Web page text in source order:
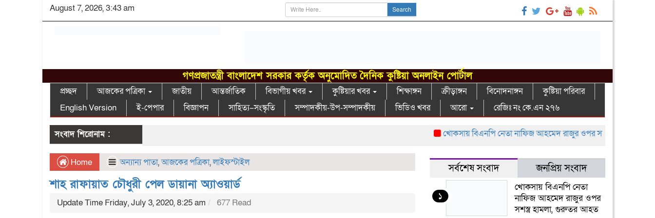
August 7, 2026, 3:43 am Search
গণপ্রজাতন্ত্রী বাংলাদেশ সরকার কর্তৃক অনুমোদিত দৈনিক কুষ্টিয়া অনলাইন পোর্টাল
প্রচ্ছদ আজকের পত্রিকা জাতীয় আন্তর্জাতিক বিভাগীয় খবর কুষ্টিয়ার খবর শিক্ষাঙ্গন ক্রীড়াঙ্গন বিনোদনাঙ্গন
কুষ্টিয়া পরিবার
English Version
ই-পেপার বিজ্ঞাপন সাহিত্য–সংস্কৃতি সম্পাদকীয়-উপ-সম্পাদকীয় ভিডিও খবর আরো রেজিঃ নং কে.এন ২৭৬
সংবাদ শিরোনাম : খোকসায় বিএনপি নেতা নাফিজ আহমেদ রাজুর ওপর সশস্ত্র হামলা, গুরুতর
Home অন্যান্য পাতা,আজকের পত্রিকা,লাইফস্টাইল
শাহ রাফায়াত চৌধুরী পেল ডায়ানা অ্যাওয়ার্ড
Update Time Friday, July 3, 2020, 8:25 am 677 Read
সর্বশেষ সংবাদ জনপ্রিয় সংবাদ
১
খোকসায় বিএনপি নেতা
নাফিজ আহমেদ রাজুর ওপর
সশস্ত্র হামলা, গুরুতর আহত